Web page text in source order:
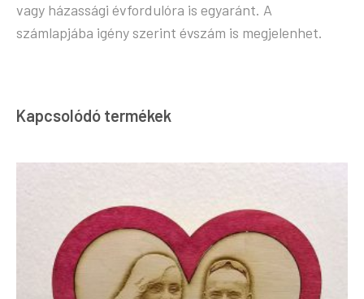
vagy házassági évfordulóra is egyaránt. A
számlapjába igény szerint évszám is megjelenhet.
Kapcsolódó termékek